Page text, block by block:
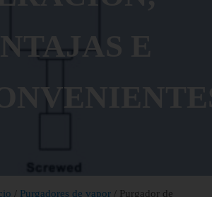
E
/ Purgadores de vapor / Purgador de